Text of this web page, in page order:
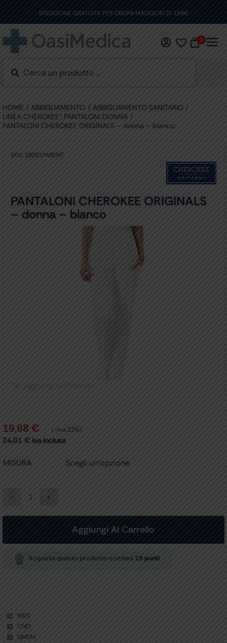
content
SPEDIZIONE GRATUITA PER ORDINI MAGGIORI DI 199€
0
HOME ABBIGLIAMENTO
ABBIGLIAMENTO SANITARIO
LINEA CHEROKEE® PANTALONI DONNA
PANTALONI CHEROKEE ORIGINALS – donna – bianco
SKU: 18091PARENT
PANTALONI CHEROKEE ORIGINALS
– donna – bianco
Aggiungi ai Preferiti
19,68 € (+iva 22%)
24,01 € iva inclusa
MISURA
PANTALONI
ORIGINALS
-
bianco
quantità
Aggiungi Al Carrello
Acquista questo prodotto e ottieni 19 punti
NSIS:
CND:
GMDN: